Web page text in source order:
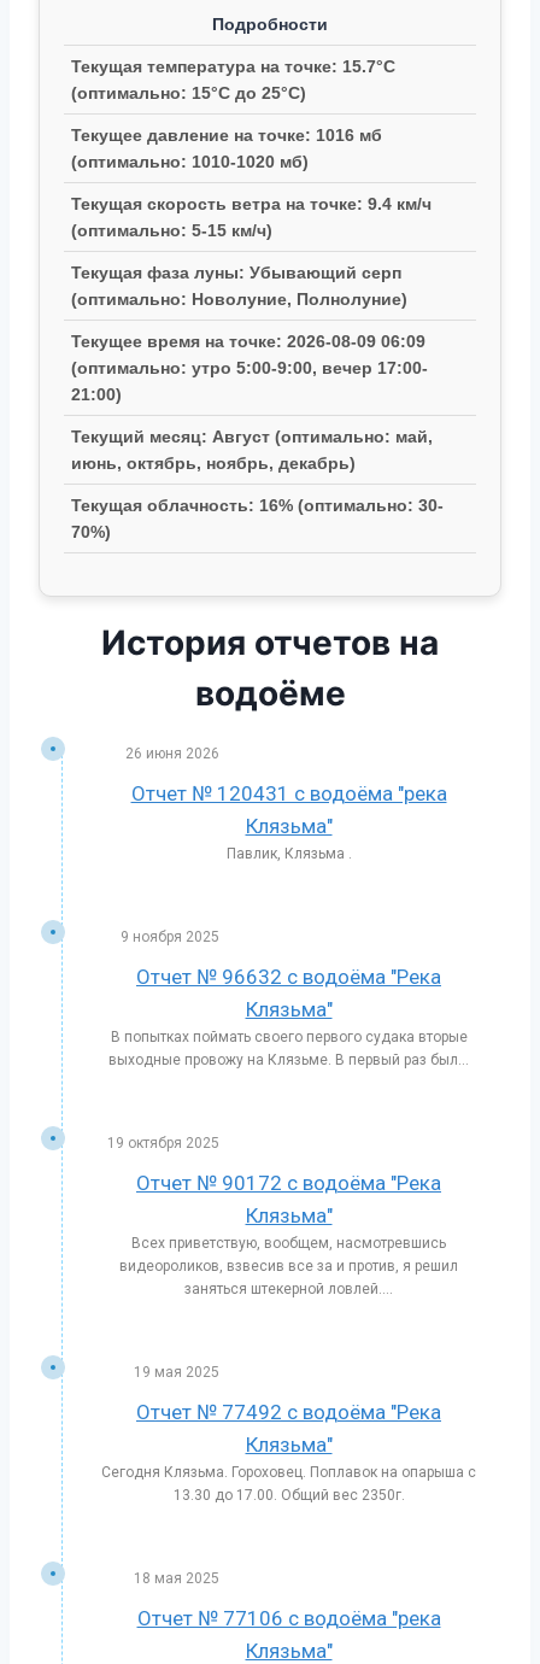
Подробности
Текущая температура на точке: 15.7°C
(оптимально: 15°C до 25°C)
Текущее давление на точке: 1016 мб
(оптимально: 1010-1020 мб)
Текущая скорость ветра на точке: 9.4 км/ч
(оптимально: 5-15 км/ч)
Текущая фаза луны: Убывающий серп
(оптимально: Новолуние, Полнолуние)
Текущее время на точке: 2026-08-09 06:09
(оптимально: утро 5:00-9:00, вечер 17:00-
21:00)
Текущий месяц: Август (оптимально: май,
июнь, октябрь, ноябрь, декабрь)
Текущая облачность: 16% (оптимально: 30-
70%)
История отчетов на
водоёме
26 июня 2026
Отчет № 120431 с водоёма "река
Клязьма"
Павлик, Клязьма .
9 ноября 2025
Отчет № 96632 с водоёма "Река
Клязьма"
В попытках поймать своего первого судака вторые
выходные провожу на Клязьме. В первый раз был...
19 октября 2025
Отчет № 90172 с водоёма "Река
Клязьма"
Всех приветствую, вообщем, насмотревшись
видеороликов, взвесив все за и против, я решил
заняться штекерной ловлей....
19 мая 2025
Отчет № 77492 с водоёма "Река
Клязьма"
Сегодня Клязьма. Гороховец. Поплавок на опарыша с
13.30 до 17.00. Общий вес 2350г.
18 мая 2025
Отчет № 77106 с водоёма "река
Клязьма"